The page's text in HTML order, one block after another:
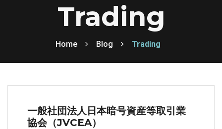
Trading
Home Blog Trading
一般社団法人日本暗号資産等取引業
協会（JVCEA）